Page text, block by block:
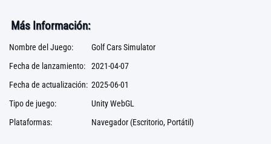
Más Información:
Nombre del Juego:
Golf Cars Simulator
Fecha de lanzamiento: 2021-04-07
Fecha de actualización: 2025-06-01
Tipo de juego:
Unity WebGL
Plataformas:
Navegador (Escritorio, Portátil)